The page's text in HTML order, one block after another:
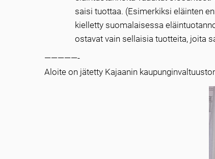
saisi tuottaa. (Esimerkiksi eläinten
kielletty suomalaisessa
ostavat vain sellaisia tuotteita, joita
—————-
Aloite on jätetty Kajaanin